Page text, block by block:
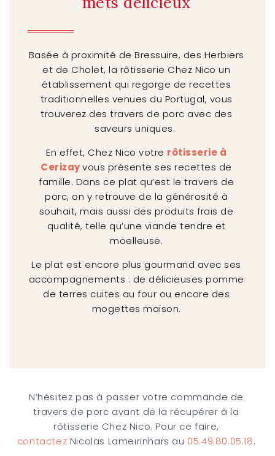
Basée à proximité de Bressuire, des Herbiers
et de Cholet, la rôtisserie Chez Nico un
établissement qui regorge de recettes
traditionnelles venues du Portugal, vous
trouverez des travers de porc avec des
saveurs uniques.
En effet, Chez Nico votre rôtisserie à
Cerizayvous présente ses recettes de
famille. Dans ce plat qu’est le travers de
porc, on y retrouve de la générosité à
souhait, mais aussi des produits frais de
qualité, telle qu’une viande tendre et
moelleuse.
Le plat est encore plus gourmand avec ses
accompagnements : de délicieuses pomme
de terres cuites au four ou encore des
mogettes maison.
N’hésitez pas à passer votre commande de
travers de porc avant de la récupérer à la
rôtisserie Chez Nico. Pour ce faire,
contactez Nicolas Lameirinhars au 05.49.80.05.18.